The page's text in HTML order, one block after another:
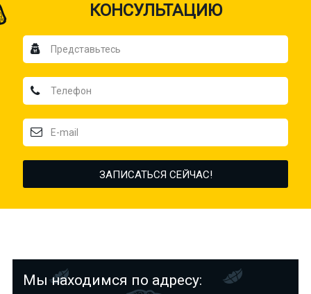
КОНСУЛЬТАЦИЮ
Мы находимся по адресу: